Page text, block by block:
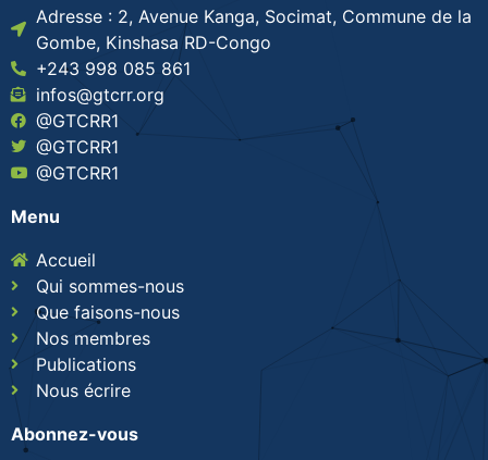
Adresse : 2, Avenue Kanga, Socimat, Commune de la
Gombe, Kinshasa RD-Congo
+243 998 085 861
infos@gtcrr.org
@GTCRR1
@GTCRR1
@GTCRR1
Menu
Accueil
Qui sommes-nous
Que faisons-nous
Nos membres
Publications
Nous écrire
Abonnez-vous